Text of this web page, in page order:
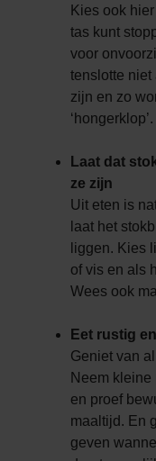
Kies ook
tas kunt
voor
tenslotte
zijn en zo
‘hongerklop’.
Laat dat
ze zijn
Uit eten is
laat het
liggen. Kies
of vis en als
Wees ook
Eet rustig
Geniet van
Neem kleine
en proef
maaltijd. En
geven